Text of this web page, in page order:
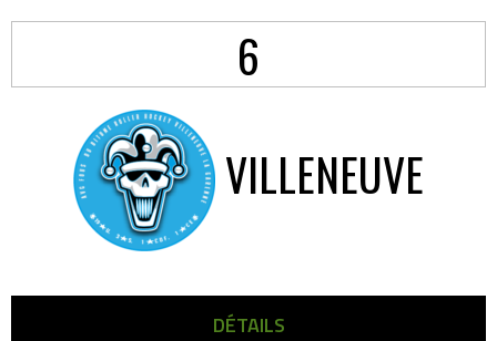
6
VILLENEUVE
DÉTAILS